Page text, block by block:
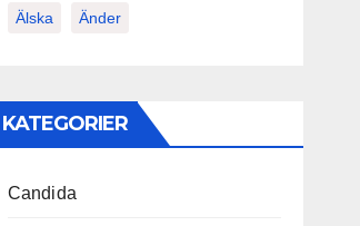
Älska Änder
KATEGORIER
Candida